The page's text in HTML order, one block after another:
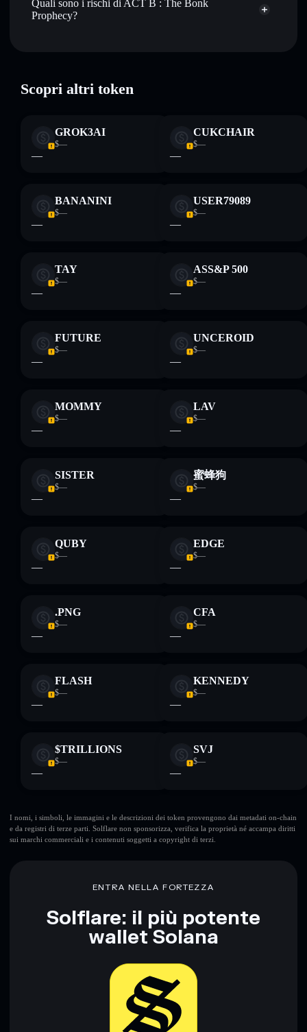
Quali sono i rischi di ACT B : The Bonk
Prophecy?
formativi e non costituiscono una consulenza finanziaria.
Informati sempre autonomamente. Dati forniti da
rugcheck.xyz.
Scopri altri token
GROK3AI
$—
—
CUKCHAIR
$—
—
BANANINI
$—
—
USER79089
$—
—
TAY
$—
—
ASS&P 500
$—
—
FUTURE
$—
—
UNCEROID
$—
—
MOMMY
$—
—
LAV
$—
—
SISTER
$—
—
蜜蜂狗
$—
—
QUBY
$—
—
EDGE
$—
—
.PNG
$—
—
CFA
$—
—
FLASH
$—
—
KENNEDY
$—
—
$TRILLIONS
$—
—
SVJ
$—
—
I nomi, i simboli, le immagini e le descrizioni dei token provengono dai metadati on-chain
e da registri di terze parti. Solflare non sponsorizza, verifica la proprietà né accampa diritti
sui marchi commerciali e i contenuti soggetti a copyright di terzi.
ENTRA NELLA FORTEZZA
Solflare: il più potente
wallet Solana